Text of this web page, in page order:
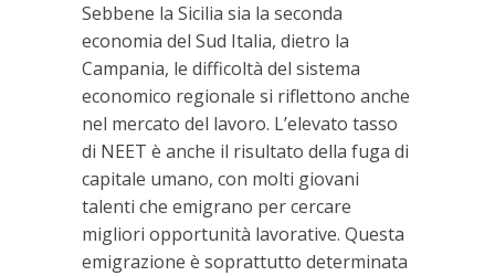
Sebbene la Sicilia sia la seconda
economia del Sud Italia, dietro la
Campania, le difficoltà del sistema
economico regionale si riflettono anche
nel mercato del lavoro. L’elevato tasso
di NEET è anche il risultato della fuga di
capitale umano, con molti giovani
talenti che emigrano per cercare
migliori opportunità lavorative. Questa
emigrazione è soprattutto determinata